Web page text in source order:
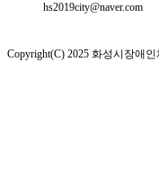
hs2019city@naver.com
Copyright(C) 2025 화성시장애